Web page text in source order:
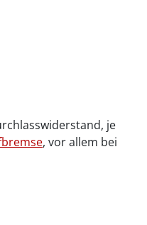
je
, vor allem bei